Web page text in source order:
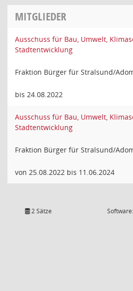
MITGLIEDER
Ausschuss für Bau, Umwelt,
Stadtentwicklung
Fraktion Bürger für Stralsund/
bis 24.08.2022
Ausschuss für Bau, Umwelt,
Stadtentwicklung
Fraktion Bürger für Stralsund/
von 25.08.2022 bis 11.06.2024
2 Sätze Software: